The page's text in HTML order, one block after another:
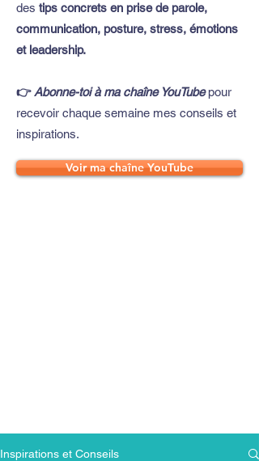
des tips concrets en prise de parole,
communication, posture, stress, émotions
et leadership.
👉Abonne-toi à ma chaîne YouTube pour
recevoir chaque semaine mes conseils et
inspirations.
Voir ma chaîne YouTube
Inspirations et Conseils